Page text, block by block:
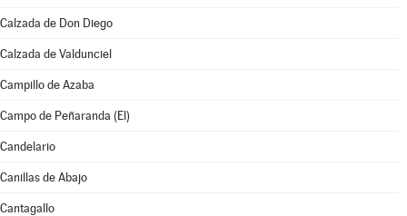
Calzada de Don Diego
Calzada de Valdunciel
Campillo de Azaba
Campo de Peñaranda (El)
Candelario
Canillas de Abajo
Cantagallo